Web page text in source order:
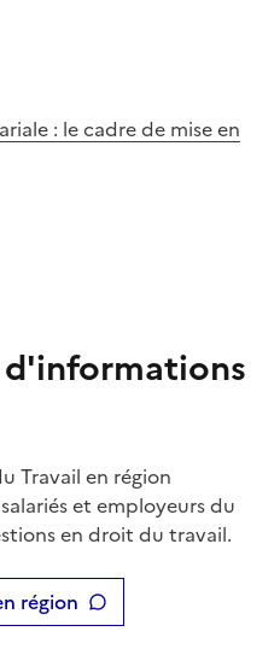
: le cadre de mise en
d'informations
Travail en région
et employeurs du
en droit du travail.
région